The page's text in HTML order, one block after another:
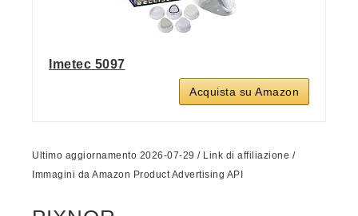
Imetec 5097
Acquista su Amazon
Ultimo aggiornamento 2026-07-29 / Link di affiliazione /
Immagini da Amazon Product Advertising API